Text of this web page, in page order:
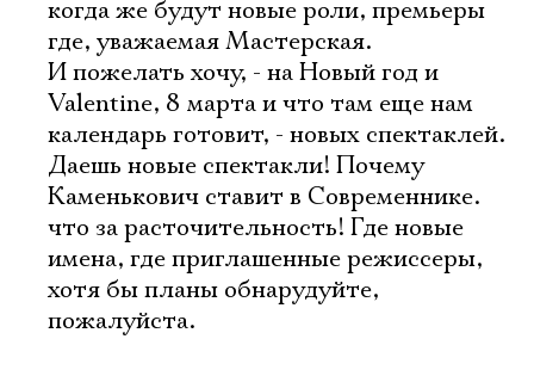
когда же будут новые роли, премьеры
где, уважаемая Мастерская.
И пожелать хочу, - на Новый год и
Valentine, 8 марта и что там еще нам
календарь готовит, - новых спектаклей.
Даешь новые спектакли! Почему
Каменькович ставит в Современнике.
что за расточительность! Где новые
имена, где приглашенные режиссеры,
хотя бы планы обнарудуйте,
пожалуйста.